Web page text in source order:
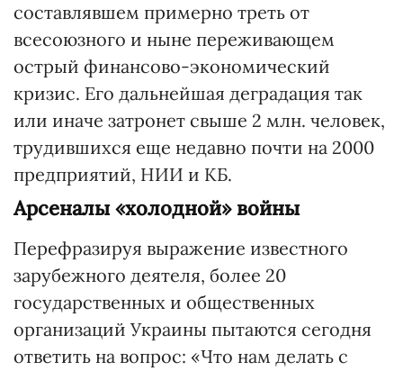
составлявшем примерно треть от
всесоюзного и ныне переживающем
острый финансово-экономический
кризис. Его дальнейшая деградация так
или иначе затронет свыше 2 млн. человек,
трудившихся еще недавно почти на 2000
предприятий, НИИ и КБ.
Арсеналы «холодной» войны
Перефразируя выражение известного
зарубежного деятеля, более 20
государственных и общественных
организаций Украины пытаются сегодня
ответить на вопрос: «Что нам делать с